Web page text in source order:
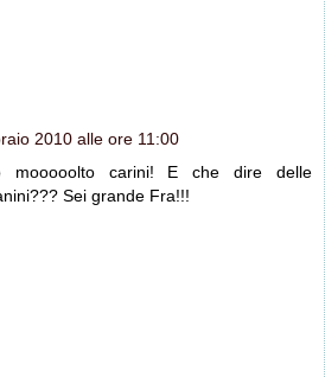
2010 alle ore 11:00
mooooolto carini! E che dire delle
Sei grande Fra!!!